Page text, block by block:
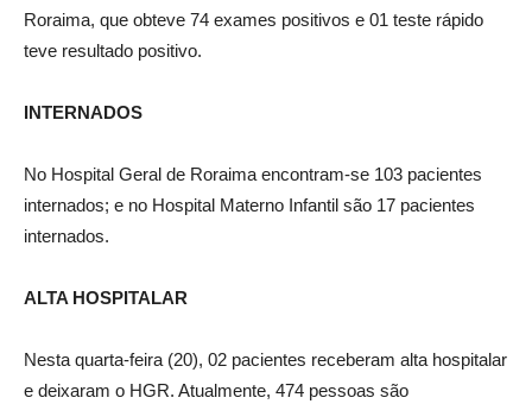
Roraima, que obteve 74 exames positivos e 01 teste rápido
teve resultado positivo.
INTERNADOS
No Hospital Geral de Roraima encontram-se 103 pacientes
internados; e no Hospital Materno Infantil são 17 pacientes
internados.
ALTA HOSPITALAR
Nesta quarta-feira (20), 02 pacientes receberam alta hospitalar
e deixaram o HGR. Atualmente, 474 pessoas são